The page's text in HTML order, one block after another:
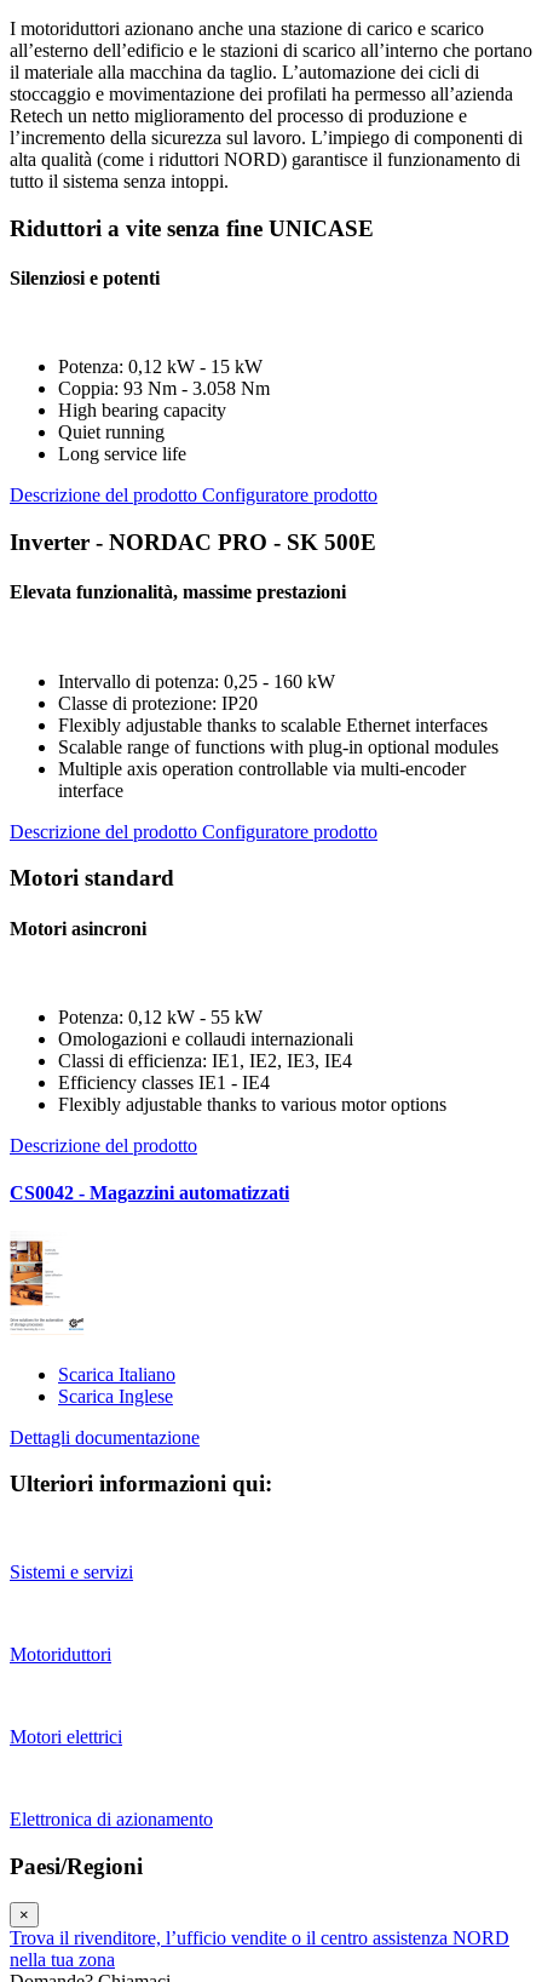
I motoriduttori azionano anche una stazione di carico e scarico
all’esterno dell’edificio e le stazioni di scarico all’interno che portano
il materiale alla macchina da taglio. L’automazione dei cicli di
stoccaggio e movimentazione dei profilati ha permesso all’azienda
Retech un netto miglioramento del processo di produzione e
l’incremento della sicurezza sul lavoro. L’impiego di componenti di
alta qualità (come i riduttori NORD) garantisce il funzionamento di
tutto il sistema senza intoppi.
Riduttori a vite senza fine UNICASE
Silenziosi e potenti
Potenza: 0,12 kW - 15 kW
Coppia: 93 Nm - 3.058 Nm
High bearing capacity
Quiet running
Long service life
Descrizione del prodotto Configuratore prodotto
Inverter - NORDAC PRO - SK 500E
Elevata funzionalità, massime prestazioni
Intervallo di potenza: 0,25 - 160 kW
Classe di protezione: IP20
Flexibly adjustable thanks to scalable Ethernet interfaces
Scalable range of functions with plug-in optional modules
Multiple axis operation controllable via multi-encoder
interface
Descrizione del prodotto Configuratore prodotto
Motori standard
Motori asincroni
Potenza: 0,12 kW - 55 kW
Omologazioni e collaudi internazionali
Classi di efficienza: IE1, IE2, IE3, IE4
Efficiency classes IE1 - IE4
Flexibly adjustable thanks to various motor options
Descrizione del prodotto
CS0042 - Magazzini automatizzati
Scarica Italiano
Scarica Inglese
Dettagli documentazione
Ulteriori informazioni qui:
Sistemi e servizi
Motoriduttori
Motori elettrici
Elettronica di azionamento
Paesi/Regioni
×
Trova il rivenditore, l’ufficio vendite o il centro assistenza NORD
nella tua zona